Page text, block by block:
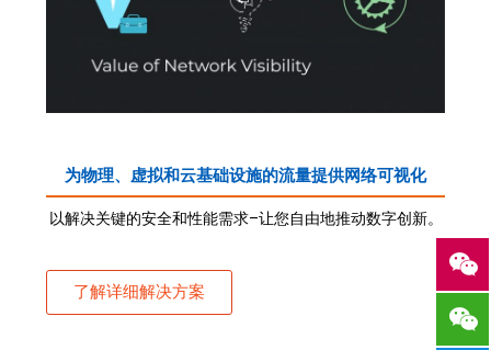
为物理、虚拟和云基础设施的流量提供网络可视化
以解决关键的安全和性能需求–让您自由地推动数字创新。
了解详细解决方案